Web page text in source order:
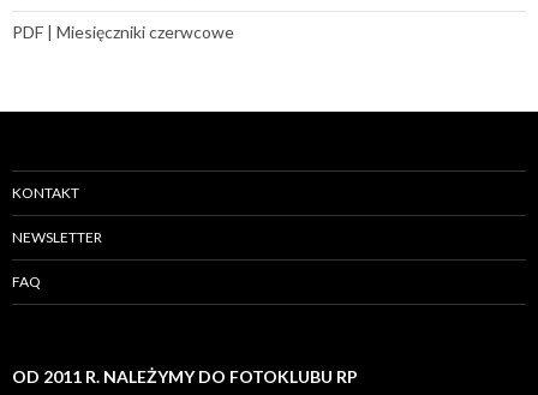
PDF | Miesięczniki czerwcowe
KONTAKT
NEWSLETTER
FAQ
OD 2011 R. NALEŻYMY DO FOTOKLUBU RP